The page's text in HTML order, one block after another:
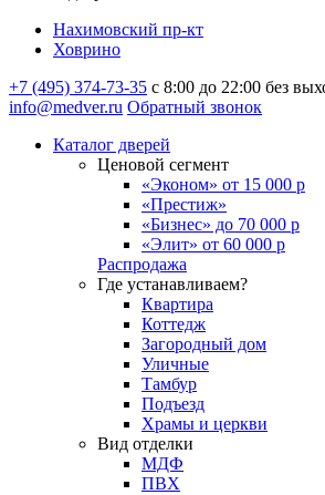
Нахимовский пр-кт
Ховрино
+7 (495) 374-73-35 с 8:00 до 22:00 без
info@medver.ru Обратный звонок
Каталог дверей
Ценовой сегмент
«Эконом» от 15 000 р
«Престиж»
«Бизнес» до 70 000 р
«Элит» от 60 000 р
Распродажа
Где устанавливаем?
Квартира
Коттедж
Загородный дом
Уличные
Тамбур
Подъезд
Храмы и церкви
Вид отделки
МДФ
ПВХ